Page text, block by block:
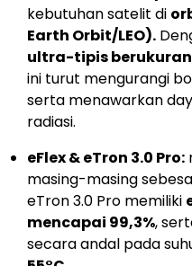
kebutuhan satelit di
Earth Orbit/LEO).
ultra-tipis
ini turut mengurangi
serta menawarkan
radiasi.
eFlex & eTron 3.0 Pro:
masing-masing
eTron 3.0 Pro memiliki
mencapai 99,3%,
secara andal pada